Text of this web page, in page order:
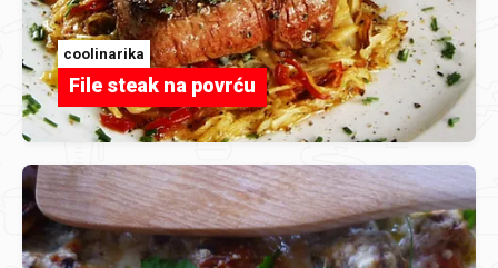
coolinarika
File steak na povrću